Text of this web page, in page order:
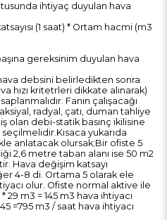
ihtiyaç duyulan hava
(1 saat) * Ortam hacmi (m3
gereksinim duyulan hava
debsini belirledikten sonra
hızı kritetrleri dikkate alınarak)
Fanın çalışacağı
radyal, çatı, duman tahliye
olan debi-statik basınç ikilisine
Kısaca yukarıda
anlatacak olursak;Bir ofiste 5
2,6 metre taban alanı ise 50 m2
Hava değişim katsayı
4-8 di. Ortama 5 olarak ele
olur. Ofiste normal aktive ile
* 29 m3 = 145 m3 hava ihtiyacı
=795 m3 / saat hava ihtiyacı